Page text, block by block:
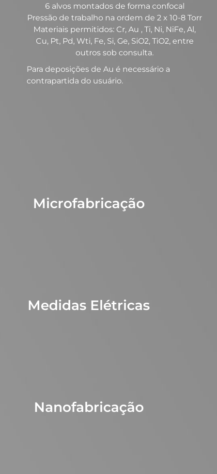
6 alvos montados de forma confocal
Pressão de trabalho na ordem de 2 x 10-8 Torr
Materiais permitidos: Cr, Au , Ti, Ni, NiFe, Al,
Cu, Pt, Pd, Wti, Fe, Si, Ge, SiO2, TiO2, entre
outros sob consulta.
Para deposições de Au é necessário a
contrapartida do usuário.
Microfabricação
Medidas Elétricas
Nanofabricação